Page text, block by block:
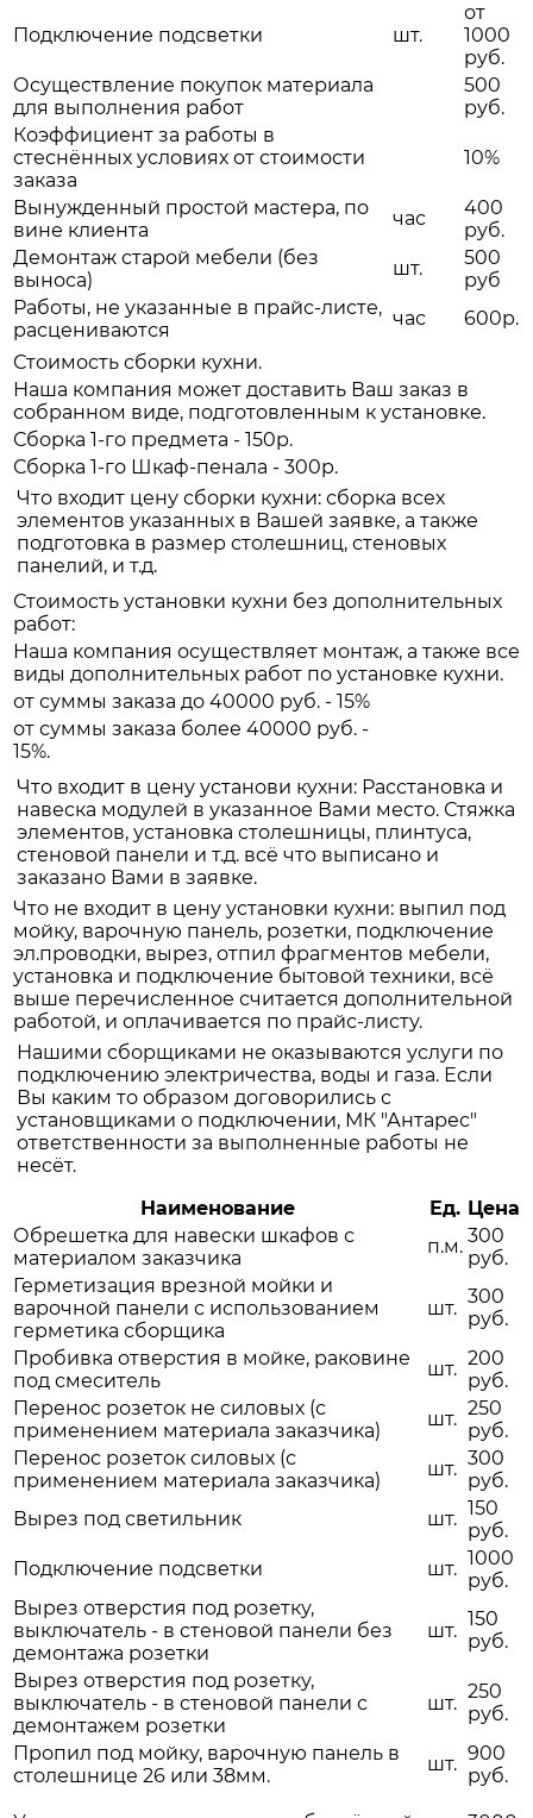
Подключение подсветки шт.
от
1000
руб.
Осуществление покупок материала
для выполнения работ
500
руб.
Коэффициент за работы в
стеснённых условиях от стоимости
заказа
10%
Вынужденный простой мастера, по
вине клиента
час
400
руб.
Демонтаж старой мебели (без
выноса)
шт.
500
руб
Работы, не указанные в прайс-листе,
расцениваются
час
600р.
Стоимость сборки кухни.
Наша компания может доставить Ваш заказ в
собранном виде, подготовленным к установке.
Сборка 1-го предмета - 150р.
Сборка 1-го Шкаф-пенала - 300р.
Что входит цену сборки кухни: сборка всех
элементов указанных в Вашей заявке, а также
подготовка в размер столешниц, стеновых
панелий, и т.д.
Стоимость установки кухни без дополнительных
работ:
Наша компания осуществляет монтаж, а также все
виды дополнительных работ по установке кухни.
от суммы заказа до 40000 руб. - 15%
от суммы заказа более 40000 руб. -
15%.
Что входит в цену установи кухни: Расстановка и
навеска модулей в указанное Вами место. Стяжка
элементов, установка столешницы, плинтуса,
стеновой панели и т.д. всё что выписано и
заказано Вами в заявке.
Что не входит в цену установки кухни: выпил под
мойку, варочную панель, розетки, подключение
эл.проводки, вырез, отпил фрагментов мебели,
установка и подключение бытовой техники, всё
выше перечисленное считается дополнительной
работой, и оплачивается по прайс-листу.
Нашими сборщиками не оказываются услуги по
подключению электричества, воды и газа. Если
Вы каким то образом договорились с
установщиками о подключении, МК "Антарес"
ответственности за выполненные работы не
несёт.
Наименование
Ед. Цена
Обрешетка для навески шкафов с
материалом заказчика
п.м. 300
руб.
Герметизация врезной мойки и
варочной панели с использованием
герметика сборщика
шт.
300
руб.
Пробивка отверстия в мойке, раковине
под смеситель
шт. 200
руб.
Перенос розеток не силовых (с
применением материала заказчика)
шт. 250
руб.
Перенос розеток силовых (с
применением материала заказчика)
шт. 300
руб.
Вырез под светильник
шт. 150
руб.
Подключение подсветки
шт. 1000
руб.
Вырез отверстия под розетку,
выключатель - в стеновой панели без
демонтажа розетки
шт.
150
руб.
Вырез отверстия под розетку,
выключатель - в стеновой панели с
демонтажем розетки
шт.
250
руб.
Пропил под мойку, варочную панель в
столешнице 26 или 38мм.
шт. 900
руб.